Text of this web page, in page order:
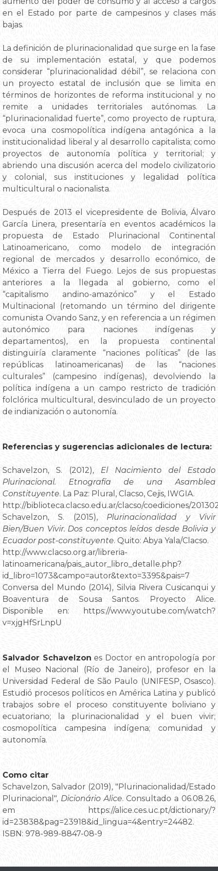
en el Estado por parte de campesinos y clases más
bajas.
La definición de plurinacionalidad que surge en la fase
de su implementación estatal, y que podemos
considerar “plurinacionalidad débil”, se relaciona con
un proyecto estatal de inclusión que se limita en
términos de horizontes de reforma institucional y no
remite a unidades territoriales autónomas. La
“plurinacionalidad fuerte”, como proyecto de ruptura,
evoca una cosmopolítica indígena antagónica a la
institucionalidad liberal y al desarrollo capitalista; como
proyectos de autonomía política y territorial; y
abriendo una discusión acerca del modelo civilizatorio
y colonial, sus instituciones y legalidad política
multicultural o nacionalista.
Después de 2013 el vicepresidente de Bolivia, Álvaro
García Linera, presentaría en eventos académicos la
propuesta de Estado Plurinacional Continental
Latinoamericano, como modelo de integración
regional de mercados y desarrollo económico, de
México a Tierra del Fuego. Lejos de sus propuestas
anteriores a la llegada al gobierno, como el
“capitalismo andino-amazónico” y el Estado
Multinacional (retomando un término del dirigente
comunista Ovando Sanz, y en referencia a un régimen
autonómico para naciones indígenas y
departamentos), en la propuesta continental
distinguiría claramente “naciones políticas” (de las
repúblicas latinoamericanas) de las “naciones
culturales” (campesino indígenas), devolviendo la
política indígena a un campo restricto de tradición
folclórica multicultural, desvinculado de un proyecto
de indianización o autonomía.
Referencias y sugerencias adicionales de lectura:
Schavelzon, S. (2012), El Nacimiento del Estado
Plurinacional. Etnografía de una Asamblea
Constituyente. La Paz: Plural, Clacso, Cejis, IWGIA.
http://biblioteca.clacso.edu.ar/clacso/coediciones/
Schavelzon, S. (2015), Plurinacionalidad y Vivir
Bien/Buen Vivir. Dos conceptos leídos desde Bolivia y
Ecuador post-constituyente. Quito: Abya Yala/Clacso.
http://www.clacso.org.ar/libreria-
latinoamericana/pais_autor_libro_detalle.php?
id_libro=1073&campo=autor&texto=3395&pais=7
Conversa del Mundo (2014), Silvia Rivera Cusicanqui y
Boaventura de Sousa Santos. Proyecto Alice.
Disponible en: https://www.youtube.com/watch?
v=xjgHfSrLnpU
Salvador Schavelzon es Doctor en antropología por
el Museo Nacional (Río de Janeiro), profesor en la
Universidad Federal de São Paulo (UNIFESP, Osasco).
Estudió procesos políticos en América Latina y publicó
trabajos sobre el proceso constituyente boliviano y
ecuatoriano; la plurinacionalidad y el buen vivir;
cosmopolítica campesina indígena; comunidad y
autonomía.
Como citar
Schavelzon, Salvador (2019), "Plurinacionalidad/Estado
Plurinacional", Dicionário Alice. Consultado a 06.08.26,
em https://alice.ces.uc.pt/dictionary/?
id=23838&pag=23918&id_lingua=4&entry=24482.
ISBN: 978-989-8847-08-9